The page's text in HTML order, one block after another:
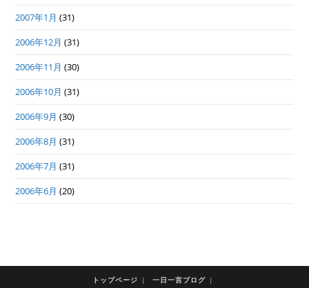
2007年1月 (31)
2006年12月 (31)
2006年11月 (30)
2006年10月 (31)
2006年9月 (30)
2006年8月 (31)
2006年7月 (31)
2006年6月 (20)
トップページ
一日一言ブログ